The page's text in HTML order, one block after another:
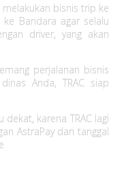
melakukan bisnis trip ke
Bandara agar selalu
driver, yang akan
perjalanan bisnis
Anda, TRAC siap
karena TRAC lagi
AstraPay dari tanggal